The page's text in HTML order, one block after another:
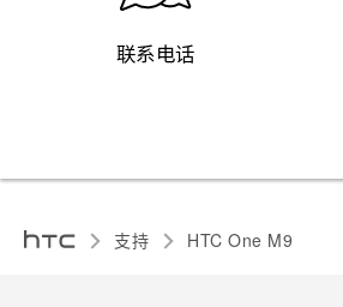
联系电话
支持 HTC One M9‎